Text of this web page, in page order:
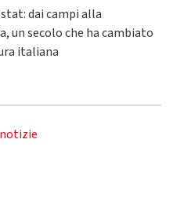
dai campi alla
un secolo che ha cambiato
italiana